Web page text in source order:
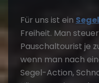
Für uns ist ein
Freiheit. Man
Pauschaltourist je
wenn man nach
Segel-Action,